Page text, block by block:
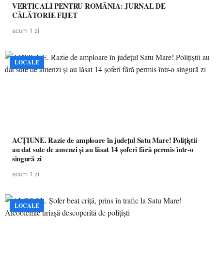
VERTICALI PENTRU ROMÂNIA: JURNAL DE
CĂLĂTORIE FIJET
acum 1 zi
LOCALE
ACȚIUNE. Razie de amploare în județul Satu Mare! Polițiștii
au dat sute de amenzi și au lăsat 14 șoferi fără permis într-o
singură zi
acum 1 zi
LOCALE